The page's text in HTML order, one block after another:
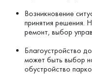
Возникновение
принятия решения.
ремонт, выбор
Благоустройство
может быть выбор
обустройство